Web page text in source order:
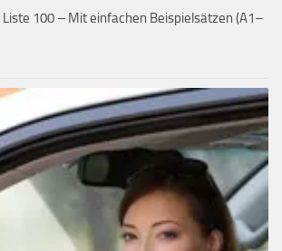
100 – Mit einfachen Beispielsätzen (A1–